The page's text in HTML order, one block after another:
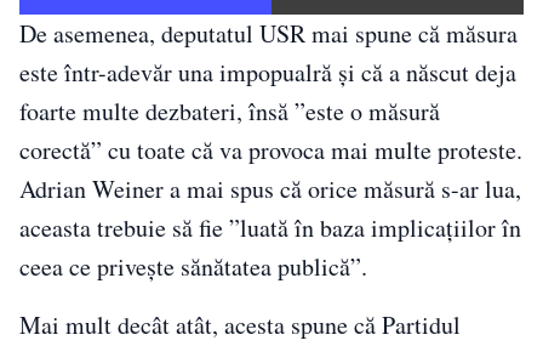
De asemenea, deputatul USR mai spune că măsura
este într-adevăr una impopualră și că a născut deja
foarte multe dezbateri, însă ”este o măsură
corectă” cu toate că va provoca mai multe proteste.
Adrian Weiner a mai spus că orice măsură s-ar lua,
aceasta trebuie să fie ”luată în baza implicațiilor în
ceea ce privește sănătatea publică”.
Mai mult decât atât, acesta spune că Partidul